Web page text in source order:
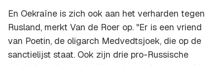
En Oekraïne is zich ook aan het verharden tegen
Rusland, merkt Van de Roer op. "Er is een vriend
van Poetin, de oligarch Medvedtsjoek, die op de
sanctielijst staat. Ook zijn drie pro-Russische